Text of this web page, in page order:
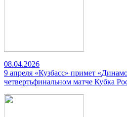
08.04.2026
9 апреля «Кузбасс» примет
четвертьфинальном матче Кубка